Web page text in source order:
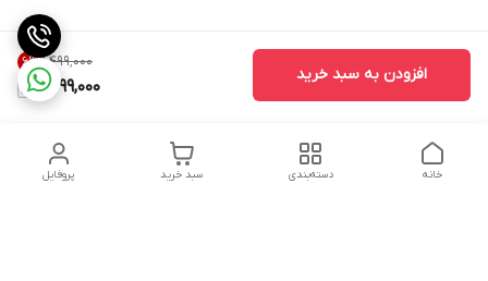
۱٬۴۹۹٬۰۰۰ 6%
1,399,000
افزودن به سبد خرید
پروفایل سبد خرید دسته‌بندی خانه